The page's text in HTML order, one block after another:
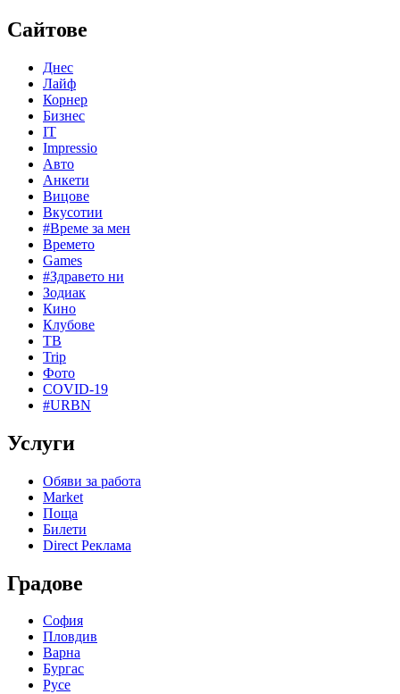
Сайтове
Днес
Лайф
Корнер
Бизнес
IT
Impressio
Авто
Анкети
Вицове
Вкусотии
#Време за мен
Времето
Games
#Здравето ни
Зодиак
Кино
Клубове
ТВ
Trip
Фото
COVID-19
#URBN
Услуги
Обяви за работа
Market
Поща
Билети
Direct Реклама
Градове
София
Пловдив
Варна
Бургас
Русе